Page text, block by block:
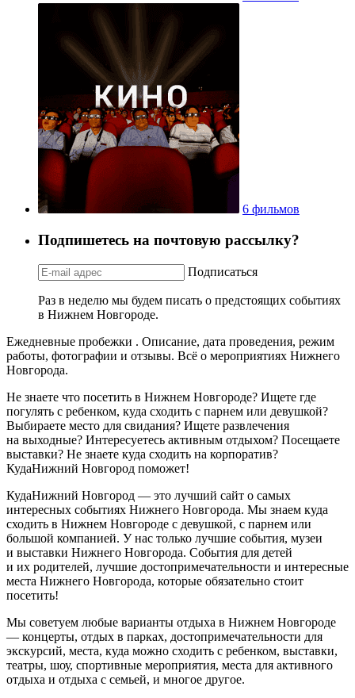
6 фильмов
Подпишетесь на почтовую рассылку?
Подписаться
Раз в неделю мы будем писать о предстоящих событиях
в Нижнем Новгороде.
Ежедневные пробежки . Описание, дата проведения, режим
работы, фотографии и отзывы. Всё о мероприятиях Нижнего
Новгорода.
Не знаете что посетить в Нижнем Новгороде? Ищете где
погулять с ребенком, куда сходить с парнем или девушкой?
Выбираете место для свидания? Ищете развлечения
на выходные? Интересуетесь активным отдыхом? Посещаете
выставки? Не знаете куда сходить на корпоратив?
КудаНижний Новгород поможет!
КудаНижний Новгород — это лучший сайт о самых
интересных событиях Нижнего Новгорода. Мы знаем куда
сходить в Нижнем Новгороде с девушкой, с парнем или
большой компанией. У нас только лучшие события, музеи
и выставки Нижнего Новгорода. События для детей
и их родителей, лучшие достопримечательности и интересные
места Нижнего Новгорода, которые обязательно стоит
посетить!
Мы советуем любые варианты отдыха в Нижнем Новгороде
— концерты, отдых в парках, достопримечательности для
экскурсий, места, куда можно сходить с ребенком, выставки,
театры, шоу, спортивные мероприятия, места для активного
отдыха и отдыха с семьей, и многое другое.